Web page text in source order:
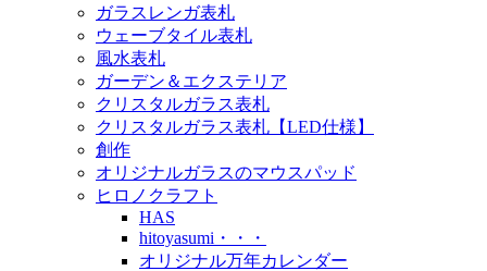
ガラスレンガ表札
ウェーブタイル表札
風水表札
ガーデン＆エクステリア
クリスタルガラス表札
クリスタルガラス表札【LED仕様】
創作
オリジナルガラスのマウスパッド
ヒロノクラフト
HAS
hitoyasumi・・・
オリジナル万年カレンダー